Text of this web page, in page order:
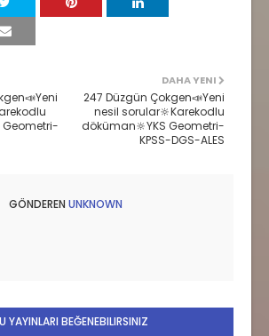
DAHA YENI
247 Düzgün Çokgen📣Yeni
nesil sorular🔆Karekodlu
döküman🔆YKS Geometri-
KPSS-DGS-ALES
Geometri-
GÖNDEREN UNKNOWN
YAYINLARI BEĞENEBILIRSINIZ